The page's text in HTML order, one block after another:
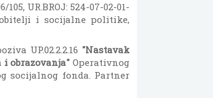
UR.BROJ: 524-07-02-01-
i socijalne politike,
UP.02.2.2.16 "Nastavak
i obrazovanja" Operativnog
socijalnog fonda. Partner